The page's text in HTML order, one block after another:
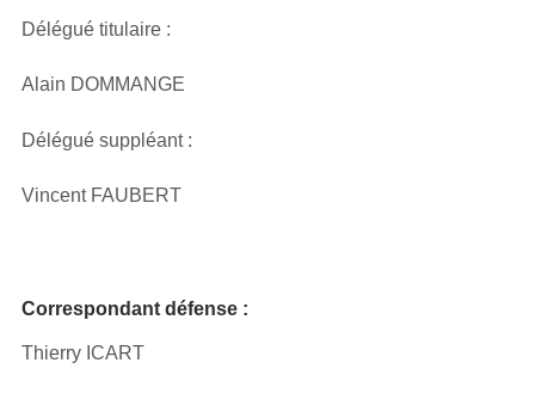
Délégué titulaire :
Alain DOMMANGE
Délégué suppléant :
Vincent FAUBERT
Correspondant défense :
Thierry ICART